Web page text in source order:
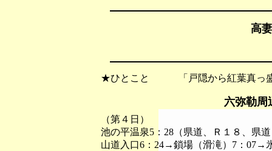
高
★ひとこと 「戸隠から紅葉真っ盛
六弥勒周
（第４日）
池の平温泉5：28（県道、Ｒ１８、県
山道入口6：24→鎖場（滑滝）7：07→